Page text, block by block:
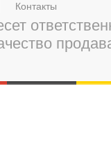
Контакты